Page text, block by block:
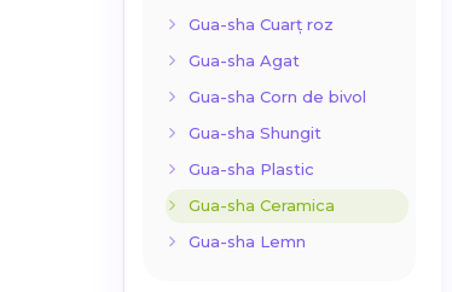
Gua-sha Cuarț roz
Gua-sha Agat
Gua-sha Corn de bivol
Gua-sha Shungit
Gua-sha Plastic
Gua-sha Ceramica
Gua-sha Lemn